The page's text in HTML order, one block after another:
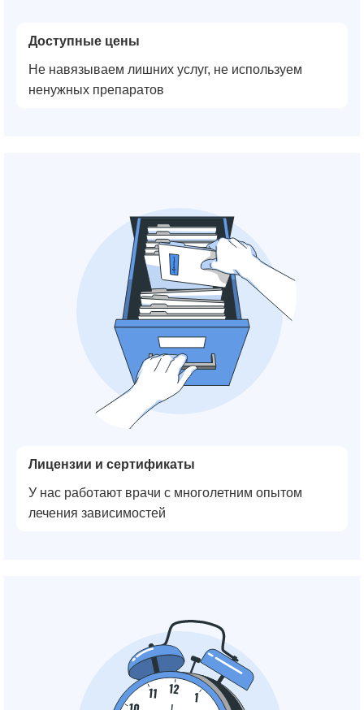
Доступные цены
Не навязываем лишних услуг, не используем
ненужных препаратов
Лицензии и сертификаты
У нас работают врачи с многолетним опытом
лечения зависимостей